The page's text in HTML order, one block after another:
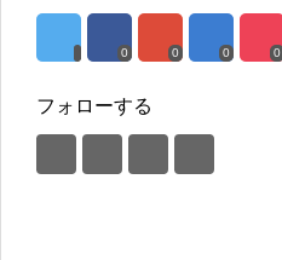
0 0 0 0
フォローする